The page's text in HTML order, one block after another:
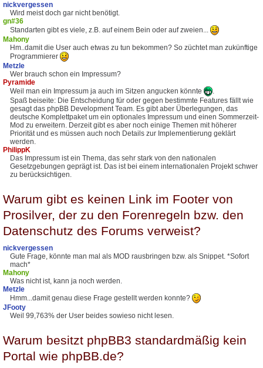
nickvergessen
Wird meist doch gar nicht benötigt.
gn#36
Standarten gibt es viele, z.B. auf einem Bein oder auf zweien...
Mahony
Hm..damit die User auch etwas zu tun bekommen? So züchtet man zukünftige
Programmierer
Metzle
Wer brauch schon ein Impressum?
Pyramide
Weil man ein Impressum ja auch im Sitzen angucken könnte
.
Spaß beiseite: Die Entscheidung für oder gegen bestimmte Features fällt wie
gesagt das phpBB Development Team. Es gibt aber Überlegungen, das
deutsche Komplettpaket um ein optionales Impressum und einen Sommerzeit-
Mod zu erweitern. Derzeit gibt es aber noch einige Themen mit höherer
Priorität und es müssen auch noch Details zur Implementierung geklärt
werden.
PhilippK
Das Impressum ist ein Thema, das sehr stark von den nationalen
Gesetzgebungen geprägt ist. Das ist bei einem internationalen Projekt schwer
zu berücksichtigen.
Warum gibt es keinen Link im Footer von
Prosilver, der zu den Forenregeln bzw. den
Datenschutz des Forums verweist?
nickvergessen
Gute Frage, könnte man mal als MOD rausbringen bzw. als Snippet. *Sofort
mach*
Mahony
Was nicht ist, kann ja noch werden.
Metzle
Hmm...damit genau diese Frage gestellt werden konnte?
JFooty
Weil 99,763% der User beides sowieso nicht lesen.
Warum besitzt phpBB3 standardmäßig kein
Portal wie phpBB.de?